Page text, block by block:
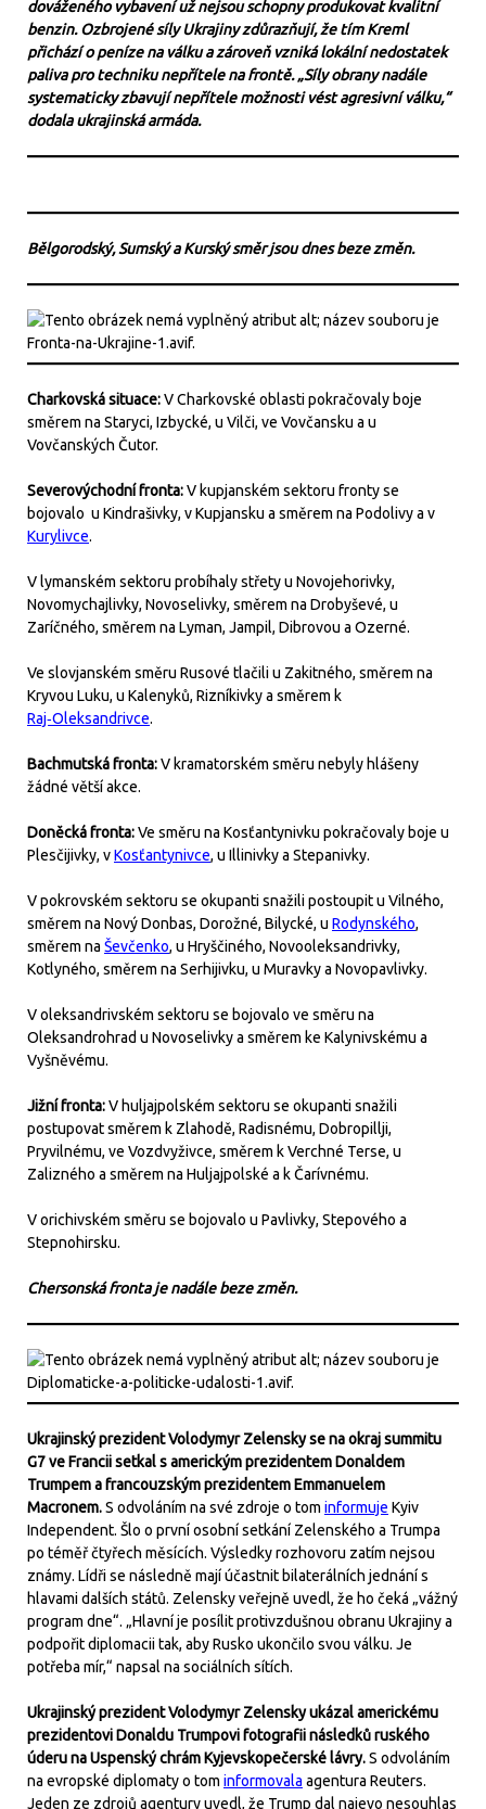
dováženého vybavení už nejsou schopny produkovat kvalitní
benzin. Ozbrojené síly Ukrajiny zdůrazňují, že tím Kreml
přichází o peníze na válku a zároveň vzniká lokální nedostatek
paliva pro techniku nepřítele na frontě. „Síly obrany nadále
systematicky zbavují nepřítele možnosti vést agresivní válku,“
dodala ukrajinská armáda.
Bělgorodský, Sumský a Kurský směr jsou dnes beze změn.
Charkovská situace:V Charkovské oblasti pokračovaly boje
směrem na Staryci, Izbycké, u Vilči, ve Vovčansku a u
Vovčanských Čutor.
Severovýchodní fronta:V kupjanském sektoru fronty se
bojovalo u Kindrašivky, v Kupjansku a směrem na Podolivy a v
Kurylivce.
V lymanském sektoru probíhaly střety u Novojehorivky,
Novomychajlivky, Novoselivky, směrem na Drobyševé, u
Zaríčného, směrem na Lyman, Jampil, Dibrovou a Ozerné.
Ve slovjanském směru Rusové tlačili u Zakitného, směrem na
Kryvou Luku, u Kalenyků, Rizníkivky a směrem k
Raj‑Oleksandrivce.
Bachmutská fronta:V kramatorském směru nebyly hlášeny
žádné větší akce.
Doněcká fronta:Ve směru na Kosťantynivku pokračovaly boje u
Plesčijivky, vKosťantynivce, u Illinivky a Stepanivky.
V pokrovském sektoru se okupanti snažili postoupit u Vilného,
směrem na Nový Donbas, Dorožné, Bilycké, u Rodynského,
směrem na Ševčenko, u Hryščiného, Novooleksandrivky,
Kotlyného, směrem na Serhijivku, u Muravky a Novopavlivky.
V oleksandrivském sektoru se bojovalo ve směru na
Oleksandrohrad u Novoselivky a směrem ke Kalynivskému a
Vyšněvému.
Jižní fronta:V huljajpolském sektoru se okupanti snažili
postupovat směrem k Zlahodě, Radisnému, Dobropillji,
Pryvilnému, ve Vozdvyživce, směrem k Verchné Terse, u
Zalizného a směrem na Huljajpolské a k Čarívnému.
V orichivském směru se bojovalo u Pavlivky, Stepového a
Stepnohirsku.
Chersonská fronta je nadále beze změn.
Ukrajinský prezident Volodymyr Zelensky se na okraj summitu
G7 ve Francii setkal s americkým prezidentem Donaldem
Trumpem a francouzským prezidentem Emmanuelem
Macronem.S odvoláním na své zdroje o tom informuje Kyiv
Independent. Šlo o první osobní setkání Zelenského a Trumpa
po téměř čtyřech měsících. Výsledky rozhovoru zatím nejsou
známy. Lídři se následně mají účastnit bilaterálních jednání s
hlavami dalších států. Zelensky veřejně uvedl, že ho čeká „vážný
program dne“. „Hlavní je posílit protivzdušnou obranu Ukrajiny a
podpořit diplomacii tak, aby Rusko ukončilo svou válku. Je
potřeba mír,“ napsal na sociálních sítích.
Ukrajinský prezident Volodymyr Zelensky ukázal americkému
prezidentovi Donaldu Trumpovi fotografii následků ruského
úderu na Uspenský chrám Kyjevskopečerské lávry.S odvoláním
na evropské diplomaty o tom informovala agentura Reuters.
Jeden ze zdrojů agentury uvedl, že Trump dal najevo nesouhlas